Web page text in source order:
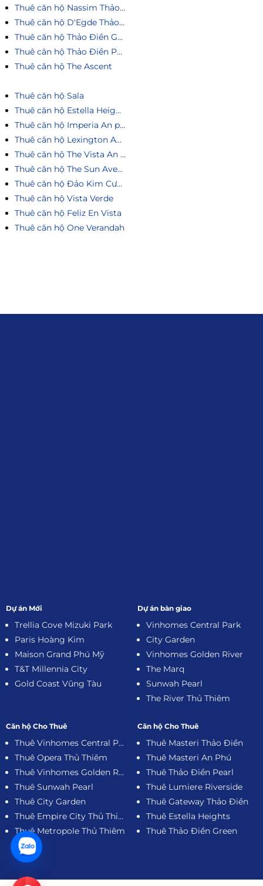
Thuê căn hộ Nassim Thảo Điền
Thuê căn hộ D'Egde Thảo Điền
Thuê căn hộ Thảo Điền Green
Thuê căn hộ Thảo Điền Pearl
Thuê căn hộ The Ascent
Thuê căn hộ Sala
Thuê căn hộ Estella Heights
Thuê căn hộ Imperia An phú
Thuê căn hộ Lexington An Phú
Thuê căn hộ The Vista An Phú
Thuê căn hộ The Sun Avenue
Thuê căn hộ Đảo Kim Cương
Thuê căn hộ Vista Verde
Thuê căn hộ Feliz En Vista
Thuê căn hộ One Verandah
Dự án Mới
Trellia Cove Mizuki Park
Paris Hoàng Kim
Maison Grand Phú Mỹ
T&T Millennia City
Gold Coast Vũng Tàu
Dự án bàn giao
Vinhomes Central Park
City Garden
Vinhomes Golden River
The Marq
Sunwah Pearl
The River Thủ Thiêm
Căn hộ Cho Thuê
Thuê Vinhomes Central Park
Thuê Opera Thủ Thiêm
Thuê Vinhomes Golden River
Thuê Sunwah Pearl
Thuê City Garden
Thuê Empire City Thủ Thiêm
Thuê Metropole Thủ Thiêm
Căn hộ Cho Thuê
Thuê Masteri Thảo Điền
Thuê Masteri An Phú
Thuê Thảo Điền Pearl
Thuê Lumiere Riverside
Thuê Gateway Thảo Điền
Thuê Estella Heights
Thuê Thảo Điền Green